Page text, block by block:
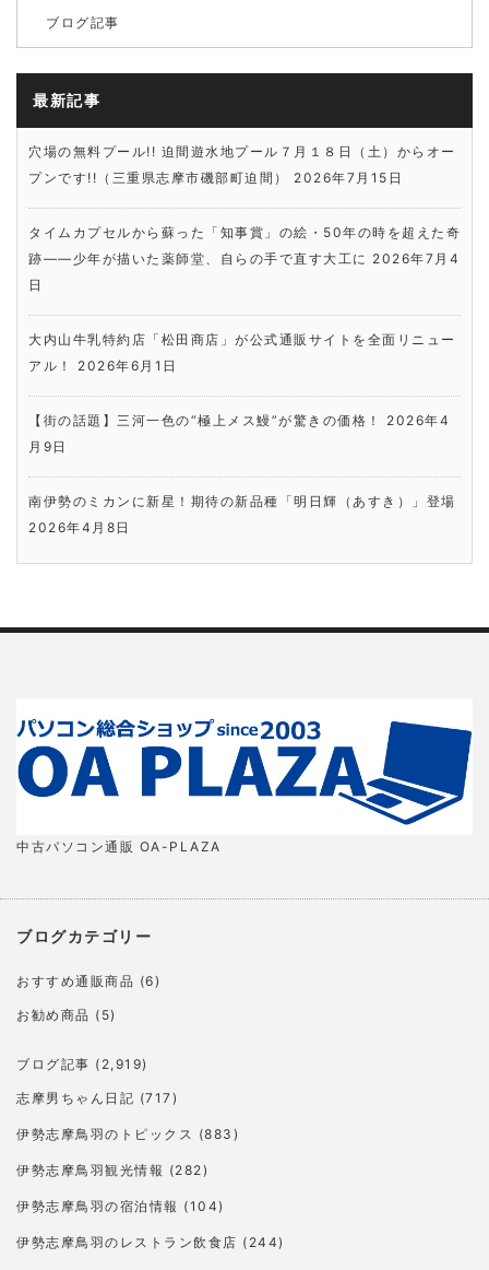
ブログ記事
最新記事
穴場の無料プール!! 迫間遊水地プール７月１８日（土）からオー
プンです!!（三重県志摩市磯部町迫間）
2026年7月15日
タイムカプセルから蘇った「知事賞」の絵・50年の時を超えた奇
跡――少年が描いた薬師堂、自らの手で直す大工に 2026年7月4
日
大内山牛乳特約店「松田商店」が公式通販サイトを全面リニュー
アル！
2026年6月1日
【街の話題】三河一色の“極上メス鰻”が驚きの価格！
2026年4
月9日
南伊勢のミカンに新星！期待の新品種「明日輝（あすき）」登場
2026年4月8日
中古パソコン通販 OA-PLAZA
ブログカテゴリー
おすすめ通販商品 (6)
お勧め商品 (5)
ブログ記事 (2,919)
志摩男ちゃん日記 (717)
伊勢志摩鳥羽のトピックス (883)
伊勢志摩鳥羽観光情報 (282)
伊勢志摩鳥羽の宿泊情報 (104)
伊勢志摩鳥羽のレストラン飲食店 (244)